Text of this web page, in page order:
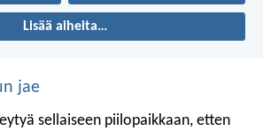
Lisää aiheita…
jae
sellaiseen piilopaikkaan, etten